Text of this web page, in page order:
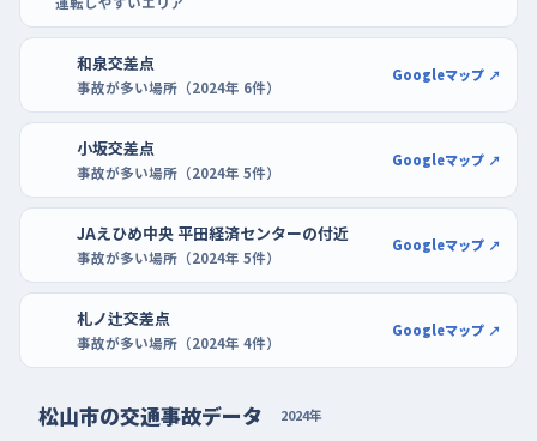
和泉交差点
事故が多い場所（2024年 6件）
Googleマップ ↗
小坂交差点
事故が多い場所（2024年 5件）
Googleマップ ↗
JAえひめ中央 平田経済センターの付近
事故が多い場所（2024年 5件）
Googleマップ ↗
札ノ辻交差点
事故が多い場所（2024年 4件）
Googleマップ ↗
松山市の交通事故データ 2024年